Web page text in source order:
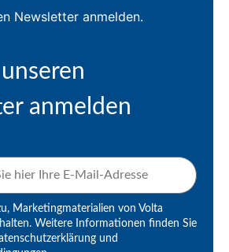
Newsletter anmelden.
anmelden
Marketingmaterialien von Volta
Weitere Informationen finden Sie
und